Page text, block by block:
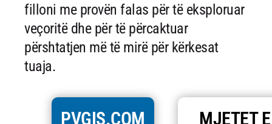
filloni me provën falas për të eksploruar
veçoritë dhe për të përcaktuar
përshtatjen më të mirë për kërkesat
tuaja.
PVGIS.COM MJETET E